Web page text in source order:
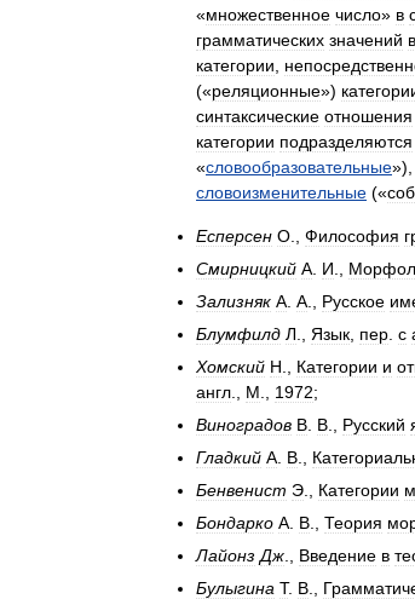
«множественное число» в
грамматических значений
категории
(«реляционные»)
синтаксические отношения
категории подразделяются
«словообразовательные»),
словоизменительные («
Есперсен О Философия
Смирницкий А И
Зализняк А А Русское
Блумфилд Л Язык пер с
Хомский Н Категории и
англ
М 1972;
Виноградов В В Русский
Гладкий А В
Бенвенист Э Категории
Бондарко А В Теория
Лайонз Дж Введение в
Булыгина Т. В